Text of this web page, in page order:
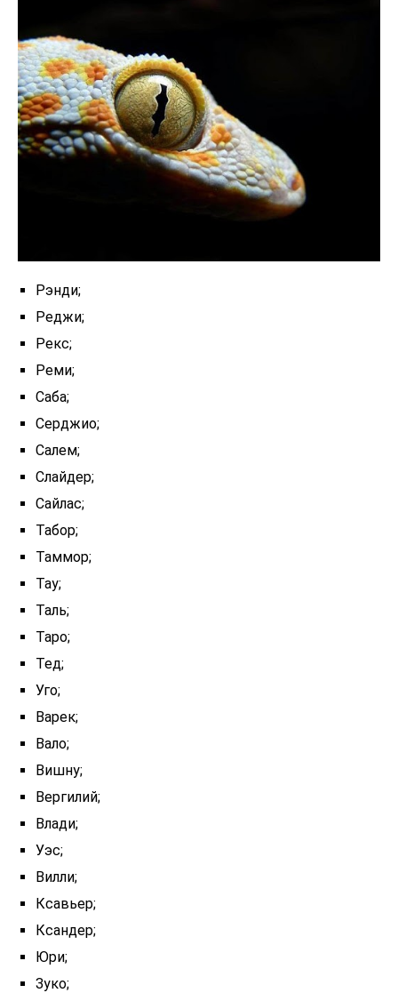
Рэнди;
Реджи;
Рекс;
Реми;
Саба;
Серджио;
Салем;
Слайдер;
Сайлас;
Табор;
Таммор;
Тау;
Таль;
Таро;
Тед;
Уго;
Варек;
Вало;
Вишну;
Вергилий;
Влади;
Уэс;
Вилли;
Ксавьер;
Ксандер;
Юри;
Зуко;